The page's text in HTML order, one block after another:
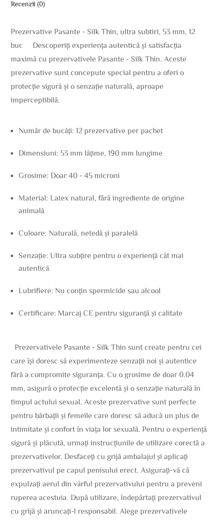
Recenzii (0)
Prezervative Pasante - Silk Thin, ultra subtiri, 53 mm, 12
buc Descoperiți experiența autentică și satisfacția
maximă cu prezervativele Pasante - Silk Thin. Aceste
prezervative sunt concepute special pentru a oferi o
protecție sigură și o senzație naturală, aproape
imperceptibilă.
Număr de bucăți: 12 prezervative per pachet
Dimensiuni: 53 mm lățime, 190 mm lungime
Grosime: Doar 40 - 45 microni
Material: Latex natural, fără ingrediente de origine
animală
Culoare: Naturală, netedă și paralelă
Senzație: Ultra subțire pentru o experiență cât mai
autentică
Lubrifiere: Nu conțin spermicide sau alcool
Certificare: Marcaj CE pentru siguranță și calitate
Prezervativele Pasante - Silk Thin sunt create pentru cei
care își doresc să experimenteze senzații noi și autentice
fără a compromite siguranța. Cu o grosime de doar 0.04
mm, asigură o protecție excelentă și o senzație naturală în
timpul actului sexual. Aceste prezervative sunt perfecte
pentru bărbații și femeile care doresc să aducă un plus de
intimitate și confort în viața lor sexuală. Pentru o experiență
sigură și plăcută, urmați instrucțiunile de utilizare corectă a
prezervativelor. Desfaceți cu grijă ambalajul și aplicați
prezervativul pe capul penisului erect. Asigurați-vă că
expulzați aerul din vârful prezervativului pentru a preveni
ruperea acestuia. După utilizare, îndepărtați prezervativul
cu grijă și aruncați-l responsabil. Alege prezervativele